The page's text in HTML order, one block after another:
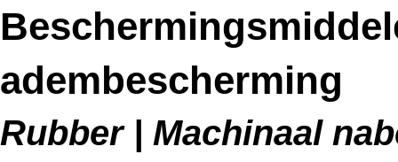
adembescherming
Rubber | Machinaal